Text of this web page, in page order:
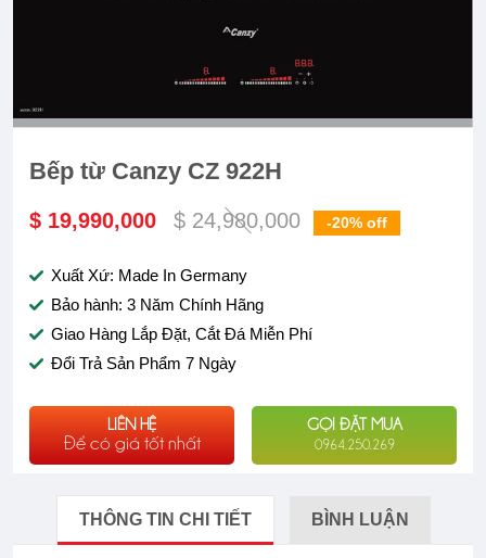
Bếp từ Canzy CZ 922H
$ 19,990,000 $ 24,980,000 -20% off
Xuất Xứ: Made In Germany
Bảo hành: 3 Năm Chính Hãng
Giao Hàng Lắp Đặt, Cắt Đá Miễn Phí
Đổi Trả Sản Phẩm 7 Ngày
LIÊN HỆ
Để có giá tốt nhất
GỌI ĐẶT MUA
0964.250.269
THÔNG TIN CHI TIẾT BÌNH LUẬN